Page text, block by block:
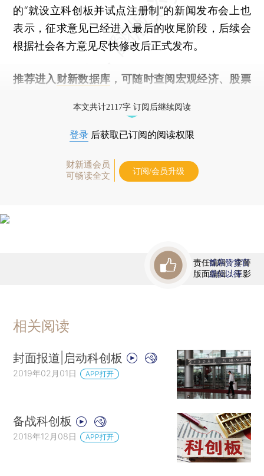
的“就设立科创板并试点注册制”的新闻发布会上也
表示，征求意见已经进入最后的收尾阶段，后续会
根据社会各方意见尽快修改后正式发布。
推荐进入 财新数据库 ，可随时查阅宏观经济、股票
本文共计2117字 订阅后继续阅读
登录 后获取已订阅的阅读权限
财新通会员
可畅读全文
订阅/会员升级
责任编辑：李箐
版面编辑：王影
首席赞赏官
虚位以待
相关阅读
封面报道|启动科创板
2019年02月01日 APP打开
备战科创板
2018年12月08日 APP打开